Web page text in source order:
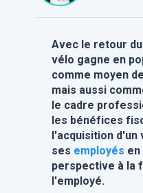
Avec le retour
vélo gagne en
comme moyen
mais aussi
le cadre
les bénéfices
l'acquisition d'un
ses employés en
perspective à la
l'employé.